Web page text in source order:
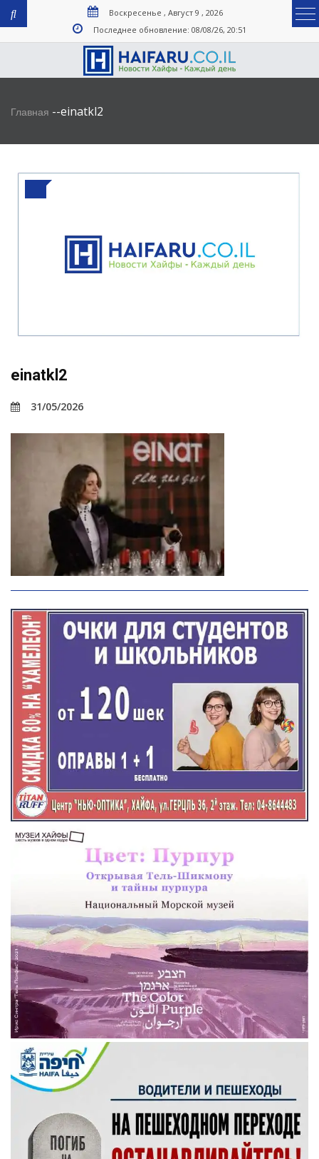
Воскресенье , Август 9 , 2026
Последнее обновление: 08/08/26, 20:51
Главная --einatkl2
einatkl2
31/05/2026